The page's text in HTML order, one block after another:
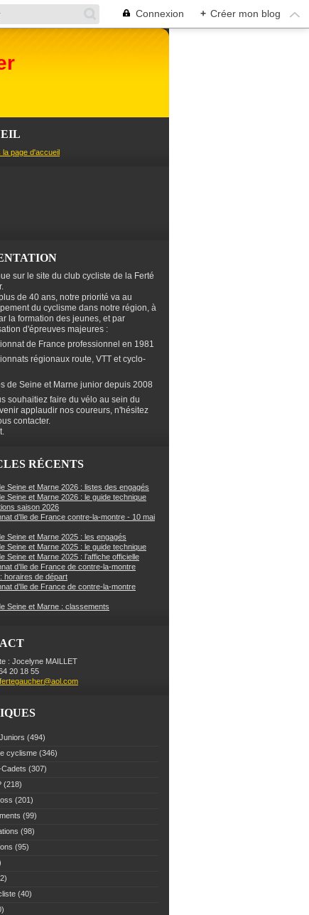
Connexion + Créer mon blog
la page d'accueil
sur le site du club cycliste de la Ferté
de 40 ans, notre priorité va au
du cyclisme dans notre région, à
la formation des jeunes, et par
d'épreuves majeures :
de France professionnel en 1981
régionaux route, VTT et cyclo-
de Seine et Marne junior depuis 2008
souhaitiez faire du vélo au sein du
applaudir nos coureurs, n'hésitez
contacter.
RÉCENTS
Seine et Marne 2026 : listes des engagés
Seine et Marne 2026 : le guide technique
saison 2026
d’Ile de France contre-la-montre - 10 mai
Seine et Marne 2025 : les engagés
Seine et Marne 2025 : le guide technique
Seine et Marne 2025 : l’affiche officielle
d’Ile de France de contre-la-montre
horaires de départ
d’Ile de France de contre-la-montre
Seine et Marne : classements
: Jocelyne MAILLET
20 18 55
(494)
cyclisme (346)
(307)
(218)
(201)
(99)
(98)
(95)
(40)